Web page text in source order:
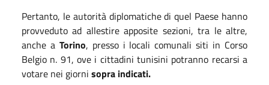
Pertanto, le autorità diplomatiche di quel Paese hanno
provveduto ad allestire apposite sezioni, tra le altre,
anche aTorino, presso i locali comunali siti in Corso
Belgio n. 91, ove i cittadini tunisini potranno recarsi a
votare nei giorni sopra indicati.